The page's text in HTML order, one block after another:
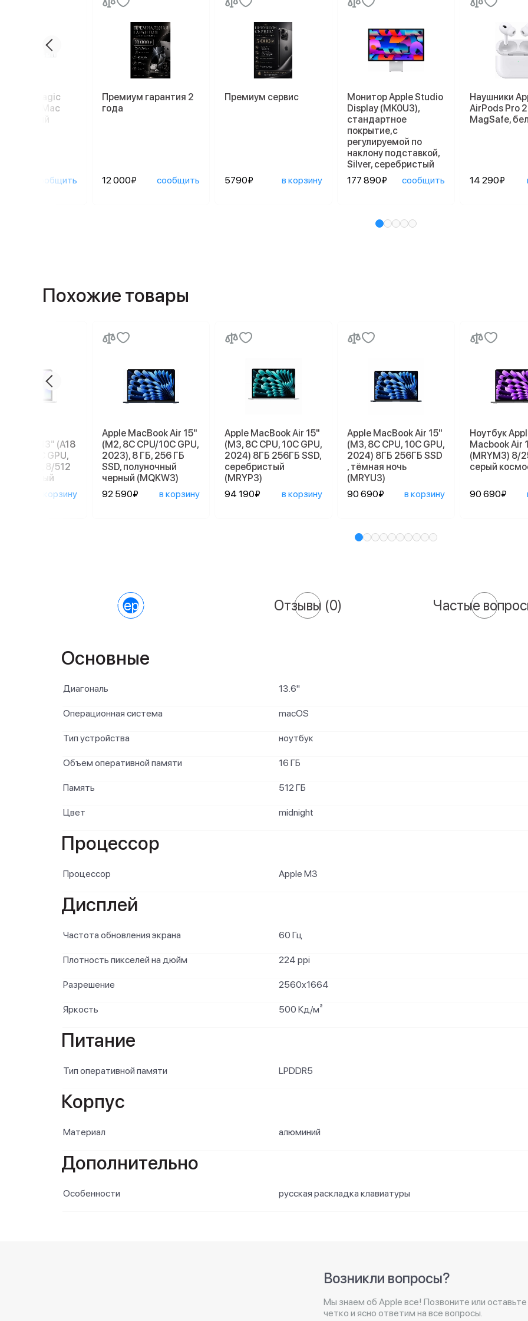
Magic
для Mac
белый
сообщить
Премиум гарантия 2
года
12 000₽ сообщить
Премиум сервис
5790₽ в корзину
Монитор Apple Studio
Display (MK0U3),
стандартное
покрытие,с
регулируемой по
наклону подставкой,
Silver, серебристый
177 890₽
сообщить
Наушники
AirPods Pro 2
MagSafe,
14 290₽
Похожие товары
Neo 13" (A18
СPU/5С GPU,
MHFC4, 8/512
в корзину
Apple MacBook Air 15"
(M2, 8C CPU/10C GPU,
2023), 8 ГБ, 256 ГБ
SSD, полуночный
черный (MQKW3)
92 590₽
в корзину
Apple MacBook Air 15"
(M3, 8C CPU, 10C GPU,
2024) 8ГБ 256ГБ SSD,
серебристый
(MRYP3)
94 190₽
в корзину
Apple MacBook Air 15"
(M3, 8C CPU, 10C GPU,
2024) 8ГБ 256ГБ SSD
, тёмная ночь
(MRYU3)
90 690₽
в корзину
Ноутбук
Macbook Air
(MRYM3) 8/
серый
90 690₽
Характеристики Отзывы (0) Частые
Основные
Диагональ 13.6"
Операционная система macOS
Тип устройства ноутбук
Объем оперативной памяти 16 ГБ
Память 512 ГБ
Цвет midnight
Процессор
Процессор Apple M3
Дисплей
Частота обновления экрана 60 Гц
Плотность пикселей на дюйм 224 ppi
Разрешение 2560x1664
Яркость 500 Кд/м²
Питание
Тип оперативной памяти LPDDR5
Корпус
Материал алюминий
Дополнительно
Особенности русская раскладка клавиатуры
Возникли вопросы?
Мы знаем об Apple все! Позвоните или
четко и ясно ответим на все вопросы.